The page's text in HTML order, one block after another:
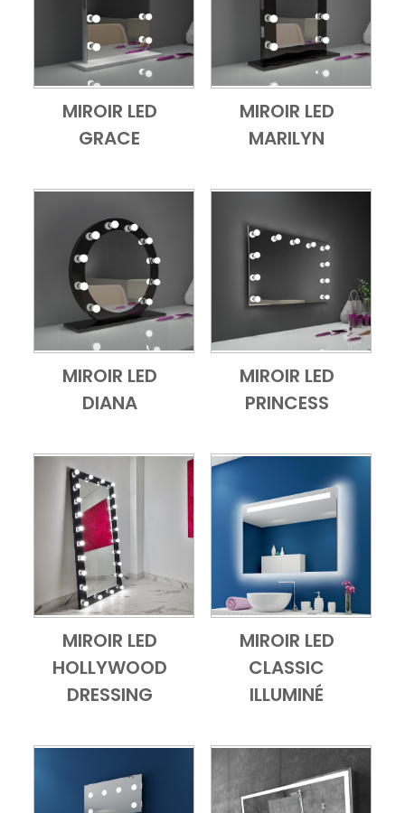
Add to CartVue d'ensemble
MIROIR LED
GRACE
Add to Cart
Vue
MIROIR LED
MARILYN
Add to CartVue d'ensemble
MIROIR LED
DIANA
Add to Cart
Vue
MIROIR LED
PRINCESS
Add to CartVue d'ensemble
MIROIR LED
HOLLYWOOD
DRESSING
Add to Cart
Vue
MIROIR LED
CLASSIC
ILLUMINÉ